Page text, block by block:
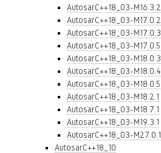
AutosarC++18_03-M16.3.2
AutosarC++18_03-M17.0.2
AutosarC++18_03-M17.0.3
AutosarC++18_03-M17.0.5
AutosarC++18_03-M18.0.3
AutosarC++18_03-M18.0.4
AutosarC++18_03-M18.0.5
AutosarC++18_03-M18.2.1
AutosarC++18_03-M18.7.1
AutosarC++18_03-M19.3.1
AutosarC++18_03-M27.0.1
AutosarC++18_10